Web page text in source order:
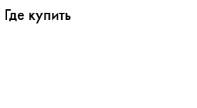
Где купить